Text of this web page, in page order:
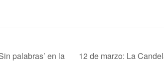
palabras’ en la
12 de marzo: La